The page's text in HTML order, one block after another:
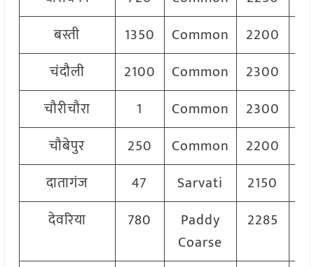
बस्ती
1350 Common 2200
चंदौली
2100 Common 2300
चौरीचौरा
1 Common 2300
चौबेपुर
250 Common 2200
दातागंज
47 Sarvati 2150
देवरिया
780
Paddy
Coarse
2285